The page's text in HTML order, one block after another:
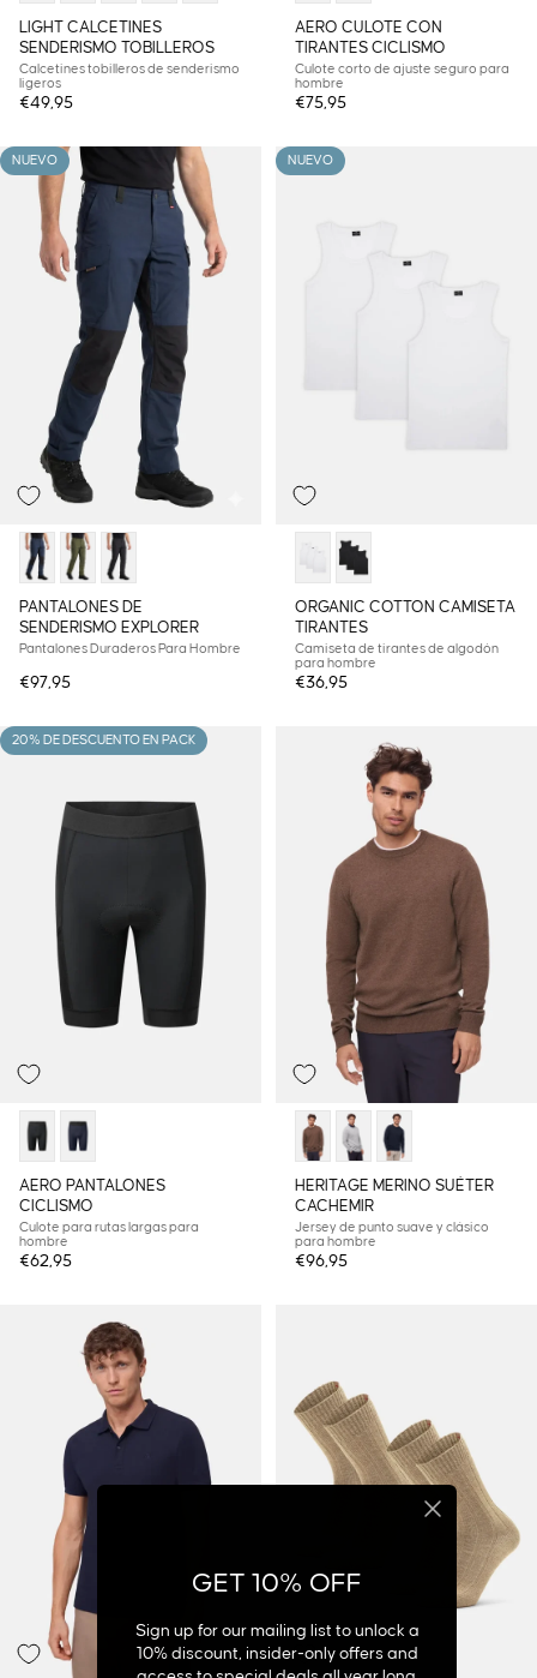
LIGHT CALCETINES
SENDERISMO TOBILLEROS
Calcetines tobilleros de senderismo
ligeros
€49,95
AERO CULOTE CON
TIRANTES CICLISMO
Culote corto de ajuste seguro para
hombre
€75,95
NUEVO
PANTALONES DE
SENDERISMO EXPLORER
Pantalones Duraderos Para Hombre
€97,95
NUEVO
ORGANIC COTTON CAMISETA
TIRANTES
Camiseta de tirantes de algodón
para hombre
€36,95
20% DE DESCUENTO EN PACK
AERO PANTALONES
CICLISMO
Culote para rutas largas para
hombre
€62,95
HERITAGE MERINO SUÉTER
CACHEMIR
Jersey de punto suave y clásico
para hombre
€96,95
GET 10% OFF
Sign up for our mailing list to unlock a
10% discount, insider-only offers and